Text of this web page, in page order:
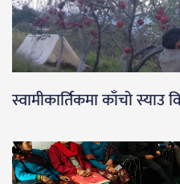
स्वामीकार्तिकमा काँचो स्याउ